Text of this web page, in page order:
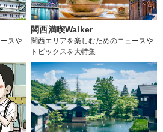
スや
関西満喫Walker
関西エリアを楽しむためのニュースや
トピックスを大特集